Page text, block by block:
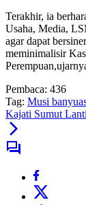
Terakhir, ia
Usaha, Media,
agar dapat
meminimalisir
Pembaca: 436
Tag: Musi
Kajati Sumut